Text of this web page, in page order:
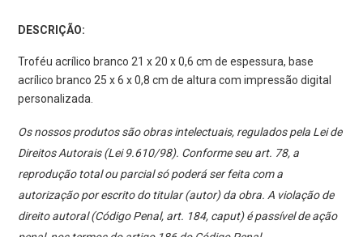
DESCRIÇÃO:
Troféu acrílico branco 21 x 20 x 0,6 cm de espessura, base
acrílico branco 25 x 6 x 0,8 cm de altura com impressão digital
personalizada.
Os nossos produtos são obras intelectuais, regulados pela Lei de
Direitos Autorais (Lei 9.610/98). Conforme seu art. 78, a
reprodução total ou parcial só poderá ser feita com a
autorização por escrito do titular (autor) da obra. A violação de
direito autoral (Código Penal, art. 184, caput) é passível de ação